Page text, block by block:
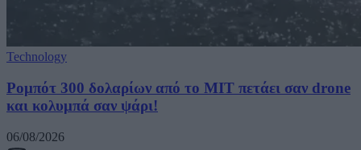
Technology
Ρομπότ 300 δολαρίων από το MIT πετάει σαν drone
και κολυμπά σαν ψάρι!
06/08/2026